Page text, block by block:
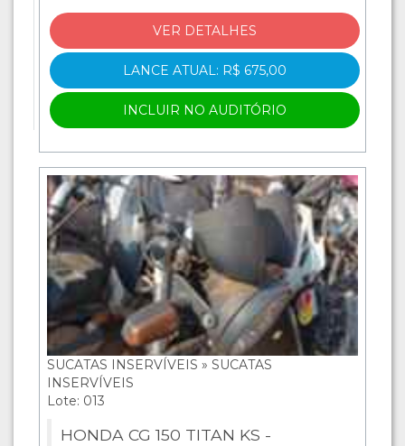
VER DETALHES
LANCE ATUAL: R$ 675,00
INCLUIR NO AUDITÓRIO
SUCATAS INSERVÍVEIS » SUCATAS
INSERVÍVEIS
Lote: 013
HONDA CG 150 TITAN KS -